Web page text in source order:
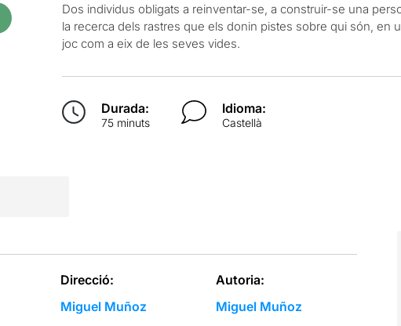
Dos individus obligats a reinventar-se, a construir-se una
la recerca dels rastres que els donin pistes sobre qui són, en
joc com a eix de les seves vides.
Durada:
75 minuts
Idioma:
Castellà
Direcció:
Miguel Muñoz
Autoria:
Miguel Muñoz